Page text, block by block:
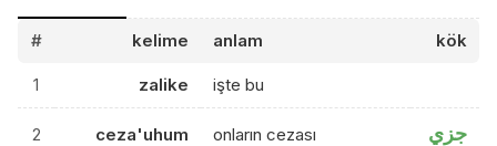
# kelime anlam kök
1 zalike işte bu
2 ceza'uhum onların cezası جزي